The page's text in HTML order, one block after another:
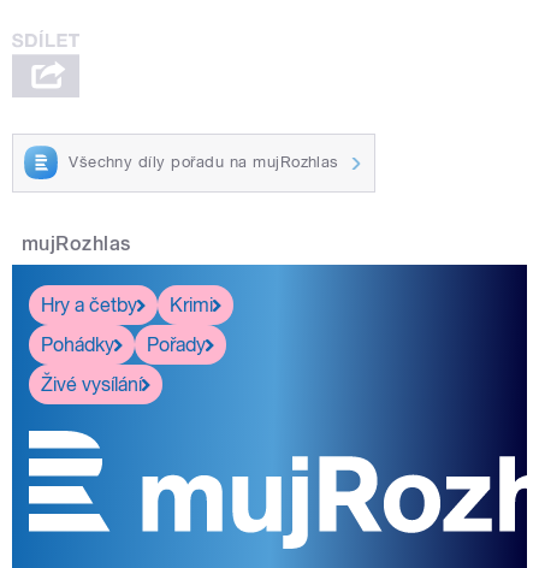
Všechny díly pořadu na mujRozhlas
mujRozhlas
Hry a četby
Krimi
Pohádky
Pořady
Živé vysílání